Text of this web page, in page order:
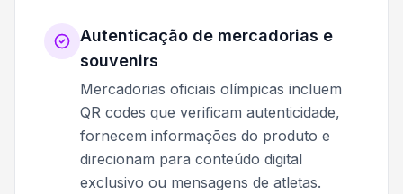
Autenticação de mercadorias e
souvenirs
Mercadorias oficiais olímpicas incluem
QR codes que verificam autenticidade,
fornecem informações do produto e
direcionam para conteúdo digital
exclusivo ou mensagens de atletas.